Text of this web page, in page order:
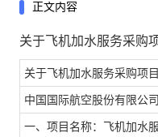
正文内容
关于飞机加水服务采购
关于飞机加水服务采购项
中国国际航空股份有限公
一、项目名称：飞机加水